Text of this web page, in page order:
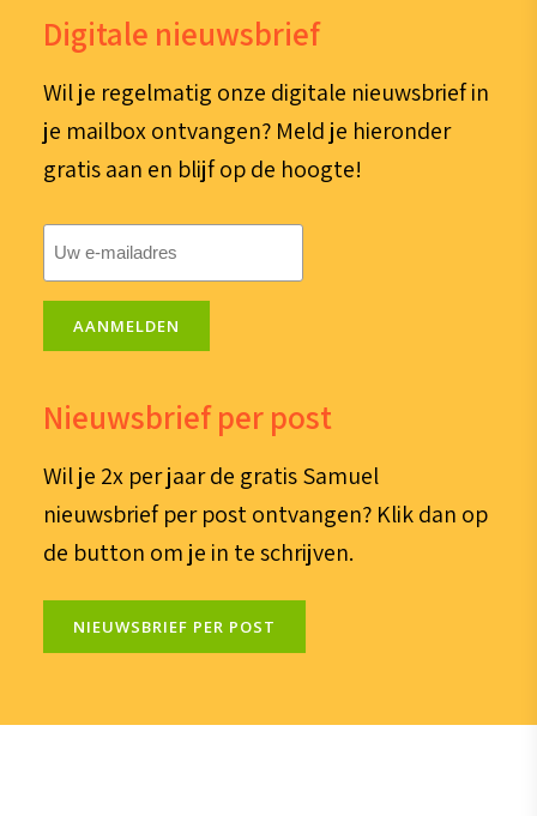
Digitale nieuwsbrief
Wil je regelmatig onze digitale nieuwsbrief in
je mailbox ontvangen? Meld je hieronder
gratis aan en blijf op de hoogte!
AANMELDEN
Nieuwsbrief per post
Wil je 2x per jaar de gratis Samuel
nieuwsbrief per post ontvangen? Klik dan op
de button om je in te schrijven.
NIEUWSBRIEF PER POST